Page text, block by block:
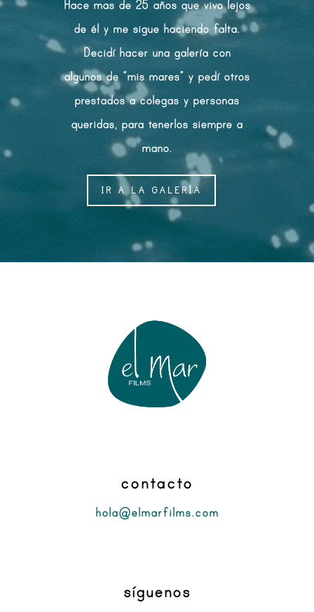
Hace mas de 25 años que vivo lejos
de él y me sigue haciendo falta.
Decidí hacer una galería con
algunos de “mis mares” y pedí otros
prestados a colegas y personas
queridas, para tenerlos siempre a
mano.
IR A LA GALERÍA
contacto
hola@elmarfilms.com
síguenos